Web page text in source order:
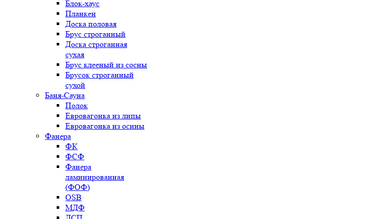
Блок-хаус
Планкен
Доска половая
Брус строганный
Доска строганная
сухая
Брус клееный из сосны
Брусок строганный
сухой
Баня-Сауна
Полок
Евровагонка из липы
Евровагонка из осины
Фанера
ФК
ФСФ
Фанера
ламинированная
(ФОФ)
OSB
МДФ